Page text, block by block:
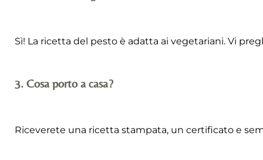
Sì! La ricetta del pesto è adatta ai vegetariani. Vi
3. Cosa porto a casa?
Riceverete una ricetta stampata, un certificato e